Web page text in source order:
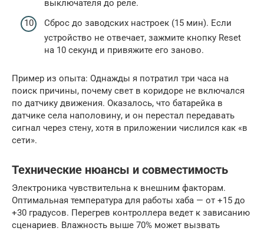
выключателя до реле.
Сброс до заводских настроек (15 мин). Если
устройство не отвечает, зажмите кнопку Reset
на 10 секунд и привяжите его заново.
Пример из опыта: Однажды я потратил три часа на
поиск причины, почему свет в коридоре не включался
по датчику движения. Оказалось, что батарейка в
датчике села наполовину, и он перестал передавать
сигнал через стену, хотя в приложении числился как «в
сети».
Технические нюансы и совместимость
Электроника чувствительна к внешним факторам.
Оптимальная температура для работы хаба — от +15 до
+30 градусов. Перегрев контроллера ведет к зависанию
сценариев. Влажность выше 70% может вызвать